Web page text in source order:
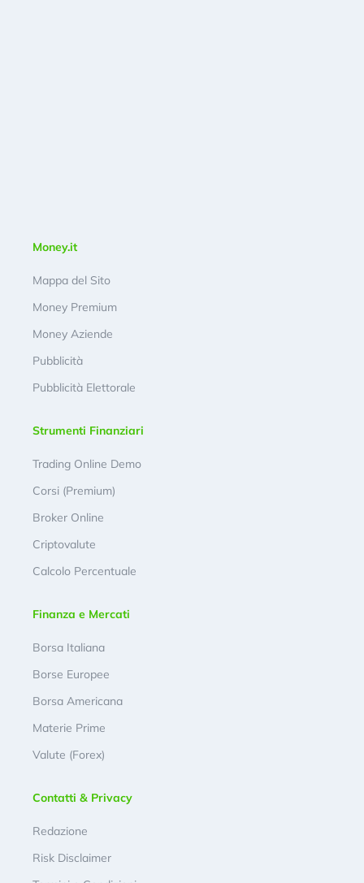
Money.it
Mappa del Sito
Money Premium
Money Aziende
Pubblicità
Pubblicità Elettorale
Strumenti Finanziari
Trading Online Demo
Corsi (Premium)
Broker Online
Criptovalute
Calcolo Percentuale
Finanza e Mercati
Borsa Italiana
Borse Europee
Borsa Americana
Materie Prime
Valute (Forex)
Contatti & Privacy
Redazione
Risk Disclaimer